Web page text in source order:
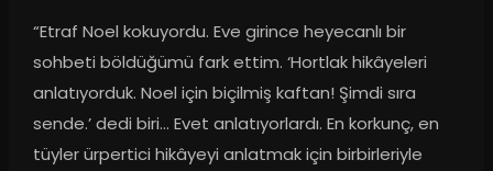
“Etraf Noel kokuyordu. Eve girince heyecanlı bir
sohbeti böldüğümü fark ettim. ‘Hortlak hikâyeleri
anlatıyorduk. Noel için biçilmiş kaftan! Şimdi sıra
sende.’ dedi biri… Evet anlatıyorlardı. En korkunç, en
tüyler ürpertici hikâyeyi anlatmak için birbirleriyle